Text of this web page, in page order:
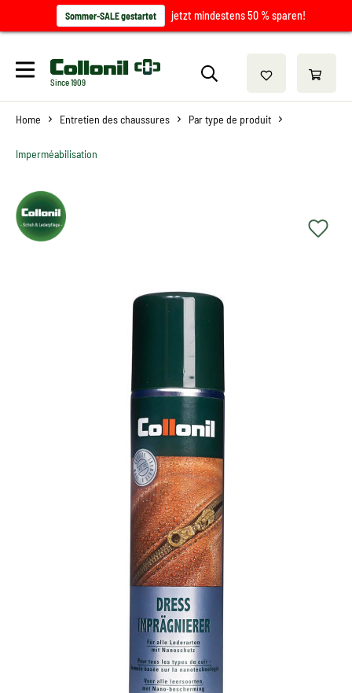
Sommer-SALE gestartet jetzt mindestens 50 % sparen!
Since 1909
Home Entretien des chaussures Par type de produit
Imperméabilisation